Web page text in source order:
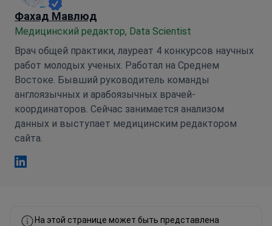
Фахад Мавлюд
Медицинский редактор, Data Scientist
Врач общей практики, лауреат 4 конкурсов научных
работ молодых ученых. Работал на Среднем
Востоке. Бывший руководитель команды
англоязычных и арабоязычных врачей-
координаторов. Сейчас занимается анализом
данных и выступает медицинским редактором
сайта.
На этой странице может быть представлена